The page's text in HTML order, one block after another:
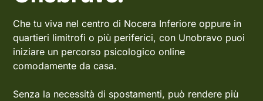
Che tu viva nel centro di Nocera Inferiore oppure in
quartieri limitrofi o più periferici, con Unobravo puoi
iniziare un percorso psicologico online
comodamente da casa.
Senza la necessità di spostamenti, può rendere più